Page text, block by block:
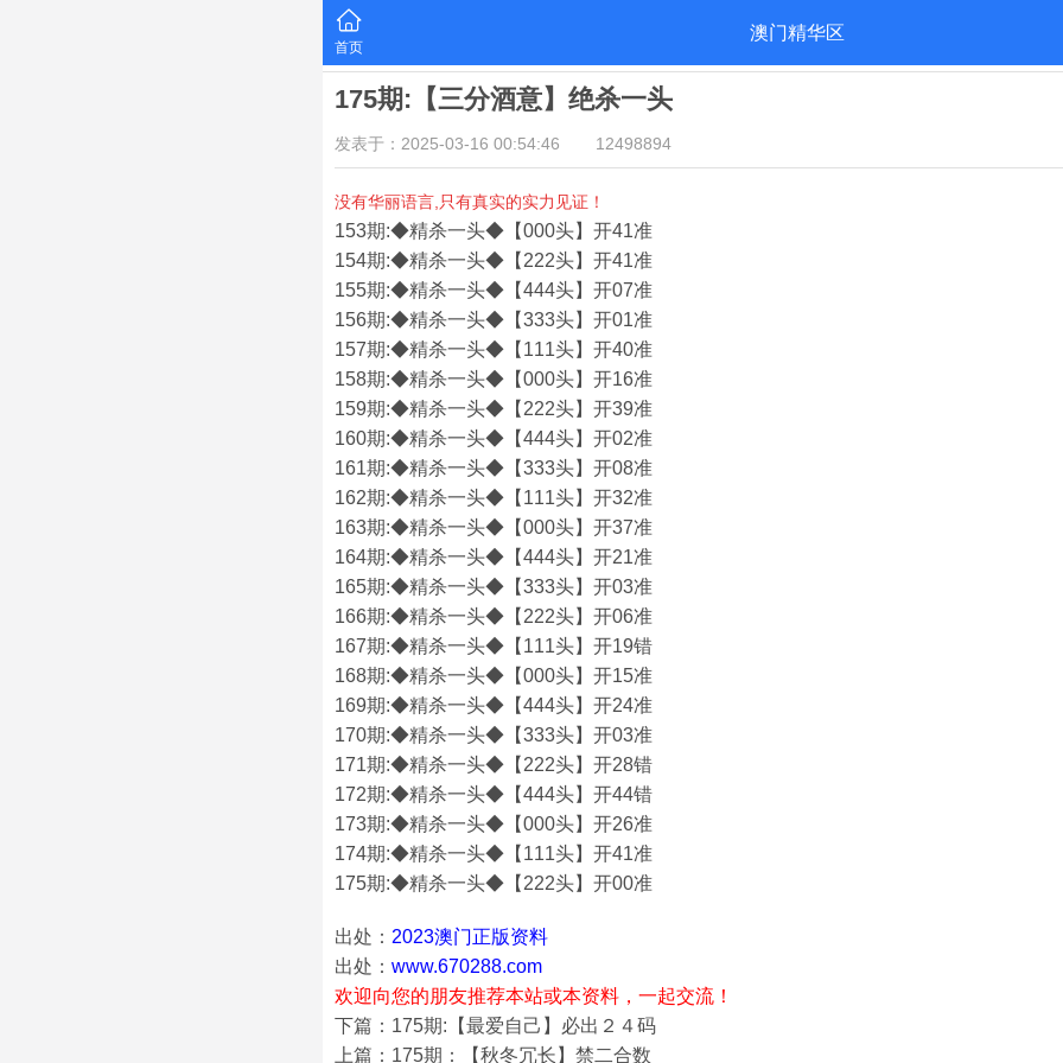
首页
澳门精华区
175期:【三分酒意】绝杀一头
发表于：2025-03-16 00:54:46 12498894
没有华丽语言,只有真实的实力见证！
153期:◆精杀一头◆【000头】开41准
154期:◆精杀一头◆【222头】开41准
155期:◆精杀一头◆【444头】开07准
156期:◆精杀一头◆【333头】开01准
157期:◆精杀一头◆【111头】开40准
158期:◆精杀一头◆【000头】开16准
159期:◆精杀一头◆【222头】开39准
160期:◆精杀一头◆【444头】开02准
161期:◆精杀一头◆【333头】开08准
162期:◆精杀一头◆【111头】开32准
163期:◆精杀一头◆【000头】开37准
164期:◆精杀一头◆【444头】开21准
165期:◆精杀一头◆【333头】开03准
166期:◆精杀一头◆【222头】开06准
167期:◆精杀一头◆【111头】开19错
168期:◆精杀一头◆【000头】开15准
169期:◆精杀一头◆【444头】开24准
170期:◆精杀一头◆【333头】开03准
171期:◆精杀一头◆【222头】开28错
172期:◆精杀一头◆【444头】开44错
173期:◆精杀一头◆【000头】开26准
174期:◆精杀一头◆【111头】开41准
175期:◆精杀一头◆【222头】开00准
出处： 2023澳门正版资料
出处： www.670288.com
欢迎向您的朋友推荐本站或本资料，一起交流！
下篇：175期:【最爱自己】必出２４码
上篇：175期：【秋冬冗长】禁二合数